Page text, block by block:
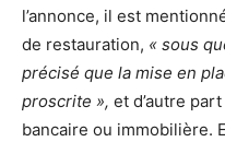
l’annonce, il est
de restauration, « sous
précisé que la mise en
proscrite », et d’autre
bancaire ou immobilière.